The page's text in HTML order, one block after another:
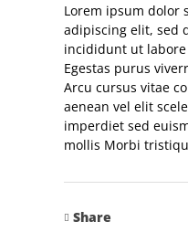
Lorem ipsum dolor
adipiscing elit, sed
incididunt ut
Egestas purus
Arcu cursus vitae
aenean vel elit
imperdiet sed
mollis Morbi
Share